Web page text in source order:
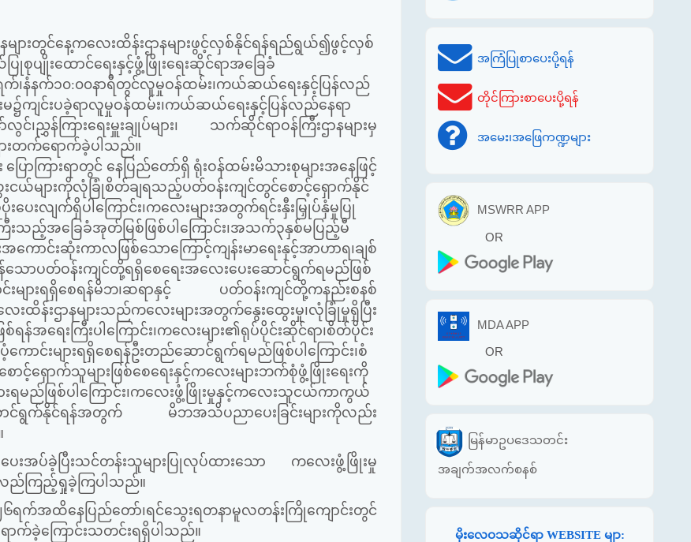
များတွင်နေ့ကလေးထိန်းဌာနများဖွင့်လှစ်နိုင်ရန်ရည်ရွယ်၍ဖွင့်လှစ်
ျိုးထောင်ရေးနှင့်ဖွံ့ဖြိုးရေးဆိုင်ရာအခြေခံ
က်၊နံနက်၁၀:၀၀နာရီတွင်လူမှုဝန်ထမ်း၊ကယ်ဆယ်ရေးနှင့်ပြန်လည်
န်းမ၌ကျင်းပခဲ့ရာလူမှုဝန်ထမ်း၊ကယ်ဆယ်ရေးနှင့်ပြန်လည်နေရာ
လွင်၊ညွှန်ကြားရေးမှူးချုပ်များ၊ သက်ဆိုင်ရာဝန်ကြီးဌာနများမှ
ားတက်ရောက်ခဲ့ပါသည်။
ားရာတွင် နေပြည်တော်ရှိ ရုံးဝန်ထမ်းမိသားစုများအနေဖြင့်
ငယ်များကိုလုံခြုံစိတ်ချရသည့်ပတ်ဝန်းကျင်တွင်စောင့်ရှောက်နိုင်
ေးလျက်ရှိပါကြောင်း၊ကလေးများအတွက်ရင်းနှီးမြှုပ်နှံမှုပြု
သည့်အခြေခံအုတ်မြစ်ဖြစ်ပါကြောင်း၊အသက်၃နှစ်မပြည့်မီ
င်းဆုံးကာလဖြစ်သောကြောင့်ကျန်းမာရေးနှင့်အာဟာရ၊ချစ်
မွန်သောပတ်ဝန်းကျင်တို့ရရှိစေရေးအလေးပေးဆောင်ရွက်ရမည်ဖြစ်
င်းများရရှိစေရန်မိဘ၊ဆရာနှင့် ပတ်ဝန်းကျင်တို့ကနည်းစနစ်
ထိန်းဌာနများသည်ကလေးများအတွက်နွေးထွေးမှု၊လုံခြုံမှုရှိပြီး
ရေးကြီးပါကြောင်း၊ကလေးများ၏ရုပ်ပိုင်းဆိုင်ရာ၊စိတ်ပိုင်း
င်းများရရှိစေရန်ဦးတည်ဆောင်ရွက်ရမည်ဖြစ်ပါကြောင်း၊စံ
င့်ရှောက်သူများဖြစ်စေရေးနှင့်ကလေးများဘက်စုံဖွံ့ဖြိုးရေးကို
ားရမည်ဖြစ်ပါကြောင်း၊ကလေးဖွံ့ဖြိုးမှုနှင့်ကလေးသူငယ်ကာကွယ်
းဆောင်ရွက်နိုင်ရန်အတွက် မိဘအသိပညာပေးခြင်းများကိုလည်း
းအပ်ခဲ့ပြီးသင်တန်းသူများပြုလုပ်ထားသော ကလေးဖွံ့ဖြိုးမှု
ည်ကြည့်ရှုခဲ့ကြပါသည်။
ထိနေပြည်တော်၊ရင်သွေးရတနာမူလတန်းကြိုကျောင်းတွင်
ာက်ခဲ့ကြောင်းသတင်းရရှိပါသည်။
အကြံပြုစာပေးပို့ရန်
တိုင်ကြားစာပေးပို့ရန်
အမေး၊အဖြေကဏ္ဍများ
MSWRR APP
OR
MDA APP
OR
မြန်မာဥပဒေသတင်း
အချက်အလက်စနစ်
မိုးလေဝသဆိုင်ရာ WEBSITE မျာ: